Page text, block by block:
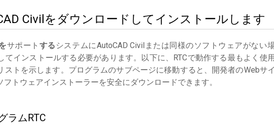
Civilをダウンロードしてインストールします
サポート する システムにAutoCAD Civilまたは同様のソフトウェアがない
てインストールする必要があります。以下に、RTCで動作する最もよく使
ストを示します。プログラムのサブページに移動すると、開発者のWebサ
トウェアインストーラーを安全にダウンロードできます。
ラムRTC